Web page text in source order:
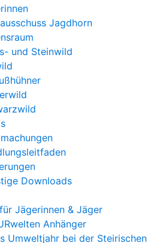
Jagdhorn
und Steinwild
Downloads
Jägerinnen & Jäger
Anhänger
Umweltjahr bei der Steirischen